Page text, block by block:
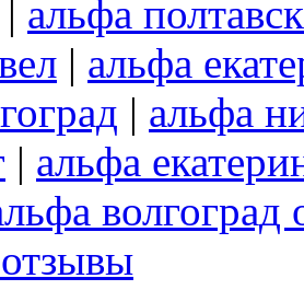
| альфа
| альфа
| альфа
| альфа
волгоград